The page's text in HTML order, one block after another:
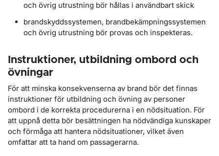
och övrig utrustning bör hållas i användbart skick
brandskyddssystemen, brandbekämpningssystemen
och övrig utrustning bör provas och inspekteras.
Instruktioner, utbildning ombord och
övningar
För att minska konsekvenserna av brand bör det finnas
instruktioner för utbildning och övning av personer
ombord i de korrekta procedurerna i en nödsituation. För
att uppnå detta bör besättningen ha nödvändiga kunskaper
och förmåga att hantera nödsituationer, vilket även
omfattar att ta hand om passagerarna.